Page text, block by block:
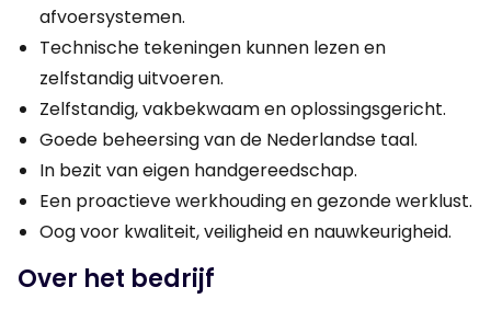
afvoersystemen.
Technische tekeningen kunnen lezen en
zelfstandig uitvoeren.
Zelfstandig, vakbekwaam en oplossingsgericht.
Goede beheersing van de Nederlandse taal.
In bezit van eigen handgereedschap.
Een proactieve werkhouding en gezonde werklust.
Oog voor kwaliteit, veiligheid en nauwkeurigheid.
Over het bedrijf